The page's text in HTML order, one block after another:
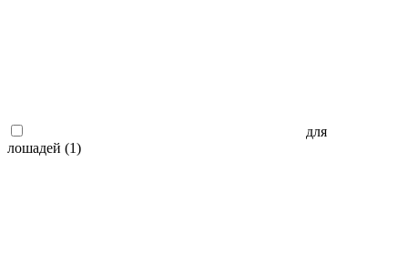
для
лошадей (1)